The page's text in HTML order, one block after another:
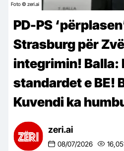
Foto © zeri.ai
PD-PS
Strasburg për
integrimin! Balla:
standardet e BE!
Kuvendi ka
zeri.ai
08/07/2026